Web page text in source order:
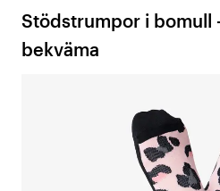
Stödstrumpor i bomull
bekväma